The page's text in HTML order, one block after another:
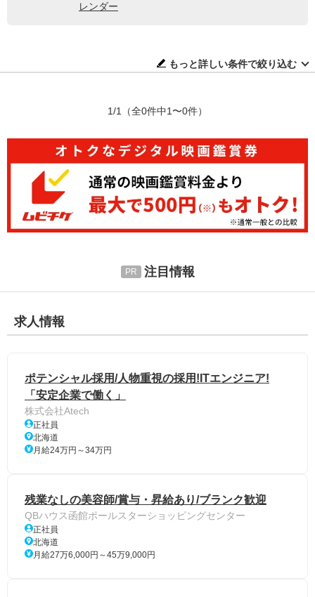
レンダー
もっと詳しい条件で絞り込む
1/1 （全0件中1〜0件）
注目情報
求人情報
ポテンシャル採用/人物重視の採用!ITエンジニア!
「安定企業で働く」
株式会社Atech
正社員
北海道
月給24万円～34万円
残業なしの美容師/賞与・昇給あり/ブランク歓迎
QBハウス函館ポールスターショッピングセンター
正社員
北海道
月給27万6,000円～45万9,000円